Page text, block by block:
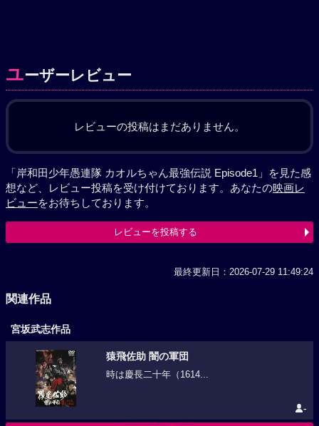
ユーザーレビュー
レビューの投稿はまだありません。
「岸和田少年愚連隊 カオルちゃん最強伝説 Episode1」を見た感
想など、レビュー投稿を受け付けております。あなたの映画レ
ビューをお待ちしております。
レビューを投稿する
最終更新日：2026-07-29 11:49:24
関連作品
宮坂武志作品
猿飛佐助 闇の軍団
時は慶長二十年（1614...
-